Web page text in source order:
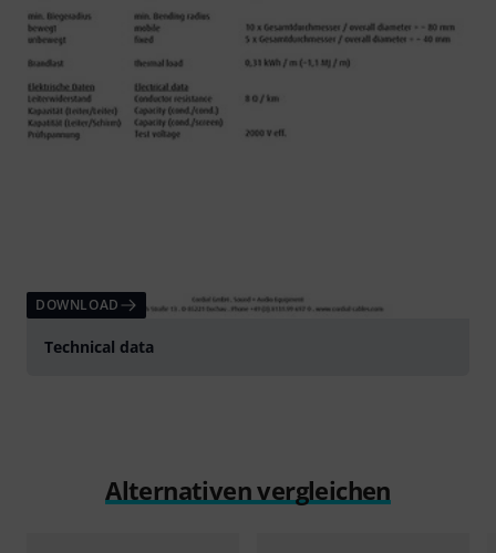
DOWNLOAD
Technical data
Alternativen vergleichen